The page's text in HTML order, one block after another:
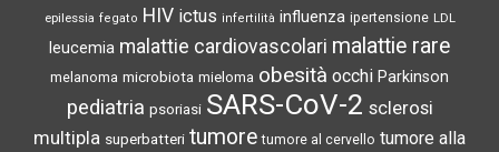
epilessia fegato HIV ictus infertilità influenza ipertensione LDL
leucemia malattie cardiovascolari malattie rare
melanoma microbiota mieloma obesità occhi Parkinson
pediatria psoriasi SARS-CoV-2 sclerosi
multipla superbatteri tumore tumore al cervello tumore alla